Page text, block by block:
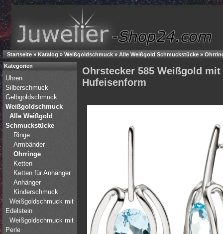
Startseite » Katalog » Weißgoldschmuck » Alle Weißgold Schmuckstücke »
Ohrstecker 585 Weißgold
Hufeisenform
Kategorien
Uhren
Silberschmuck
Gelbgoldschmuck
Weißgoldschmuck
Alle Weißgold
Schmuckstücke
Ringe
Armbänder
Ohrringe
Ketten
Ketten für Anhänger
Anhänger
Kinderschmuck
Weißgoldschmuck mit
Edelstein
Weißgoldschmuck mit
Perle